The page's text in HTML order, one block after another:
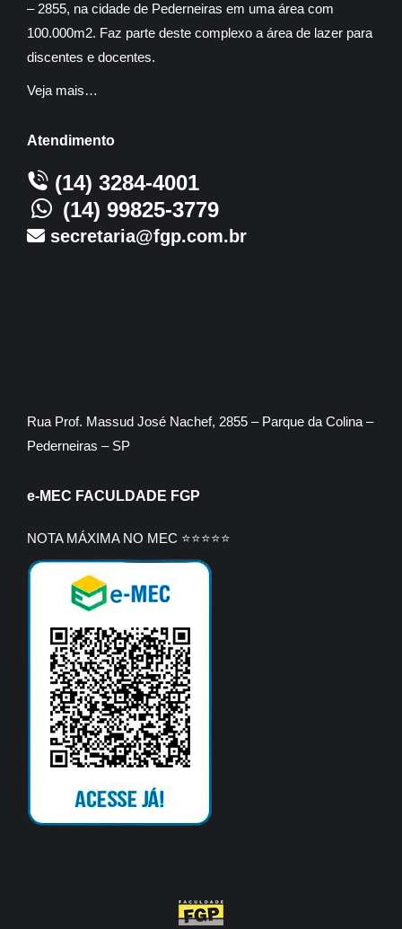
– 2855, na cidade de Pederneiras em uma área com
100.000m2. Faz parte deste complexo a área de lazer para
discentes e docentes.
Veja mais…
Atendimento
(14) 3284-4001
(14) 99825-3779
secretaria@fgp.com.br
Rua Prof. Massud José Nachef, 2855 – Parque da Colina –
Pederneiras – SP
e-MEC FACULDADE FGP
NOTA MÁXIMA NO MEC ⭐⭐⭐⭐⭐